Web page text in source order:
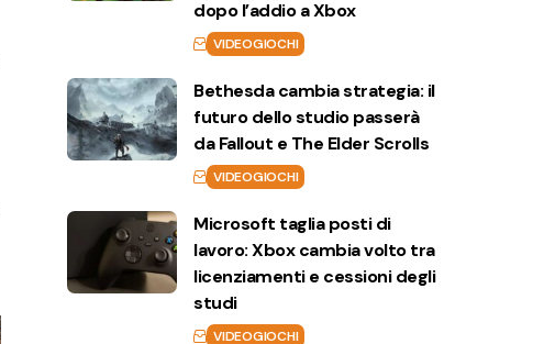
dopo l’addio a Xbox
VIDEOGIOCHI
Bethesda cambia strategia: il
futuro dello studio passerà
da Fallout e The Elder Scrolls
VIDEOGIOCHI
Microsoft taglia posti di
lavoro: Xbox cambia volto tra
licenziamenti e cessioni degli
studi
VIDEOGIOCHI